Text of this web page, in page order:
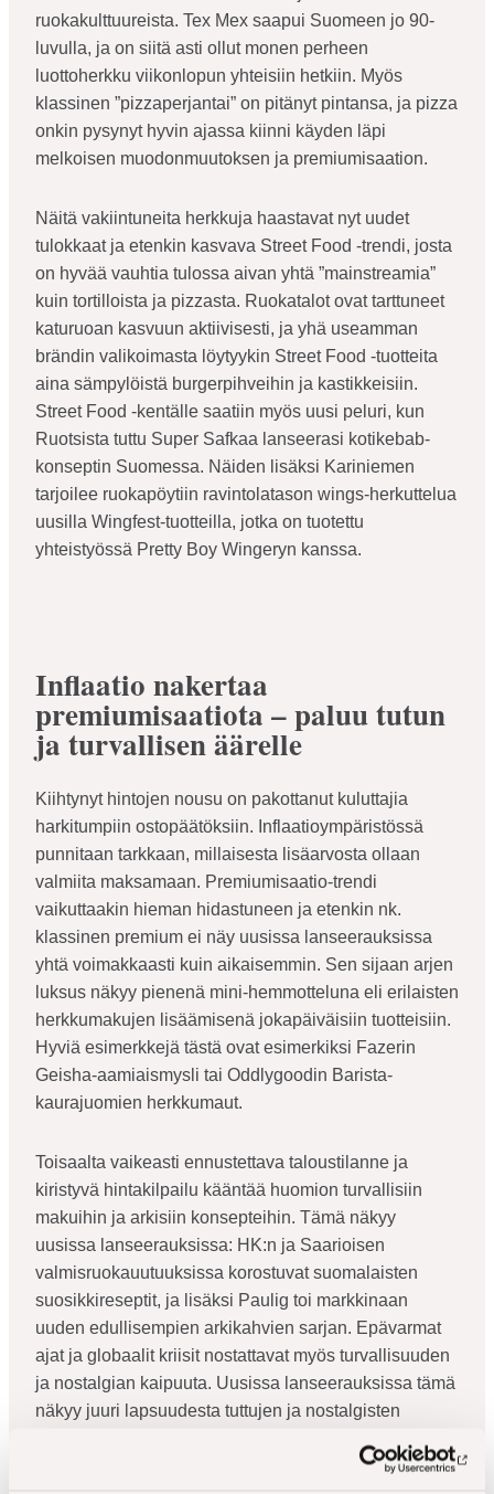
ruokakulttuureista. Tex Mex saapui Suomeen jo 90-
luvulla, ja on siitä asti ollut monen perheen
luottoherkku viikonlopun yhteisiin hetkiin. Myös
klassinen ”pizzaperjantai” on pitänyt pintansa, ja pizza
onkin pysynyt hyvin ajassa kiinni käyden läpi
melkoisen muodonmuutoksen ja premiumisaation.
Näitä vakiintuneita herkkuja haastavat nyt uudet
tulokkaat ja etenkin kasvava Street Food -trendi, josta
on hyvää vauhtia tulossa aivan yhtä ”mainstreamia”
kuin tortilloista ja pizzasta. Ruokatalot ovat tarttuneet
katuruoan kasvuun aktiivisesti, ja yhä useamman
brändin valikoimasta löytyykin Street Food -tuotteita
aina sämpylöistä burgerpihveihin ja kastikkeisiin.
Street Food -kentälle saatiin myös uusi peluri, kun
Ruotsista tuttu Super Safkaa lanseerasi kotikebab-
konseptin Suomessa. Näiden lisäksi Kariniemen
tarjoilee ruokapöytiin ravintolatason wings-herkuttelua
uusilla Wingfest-tuotteilla, jotka on tuotettu
yhteistyössä Pretty Boy Wingeryn kanssa.
Inflaatio nakertaa
premiumisaatiota – paluu tutun
ja turvallisen äärelle
Kiihtynyt hintojen nousu on pakottanut kuluttajia
harkitumpiin ostopäätöksiin. Inflaatioympäristössä
punnitaan tarkkaan, millaisesta lisäarvosta ollaan
valmiita maksamaan. Premiumisaatio-trendi
vaikuttaakin hieman hidastuneen ja etenkin nk.
klassinen premium ei näy uusissa lanseerauksissa
yhtä voimakkaasti kuin aikaisemmin. Sen sijaan arjen
luksus näkyy pienenä mini-hemmotteluna eli erilaisten
herkkumakujen lisäämisenä jokapäiväisiin tuotteisiin.
Hyviä esimerkkejä tästä ovat esimerkiksi Fazerin
Geisha-aamiaismysli tai Oddlygoodin Barista-
kaurajuomien herkkumaut.
Toisaalta vaikeasti ennustettava taloustilanne ja
kiristyvä hintakilpailu kääntää huomion turvallisiin
makuihin ja arkisiin konsepteihin. Tämä näkyy
uusissa lanseerauksissa: HK:n ja Saarioisen
valmisruokauutuuksissa korostuvat suomalaisten
suosikkireseptit, ja lisäksi Paulig toi markkinaan
uuden edullisempien arkikahvien sarjan. Epävarmat
ajat ja globaalit kriisit nostattavat myös turvallisuuden
ja nostalgian kaipuuta. Uusissa lanseerauksissa tämä
näkyy juuri lapsuudesta tuttujen ja nostalgisten